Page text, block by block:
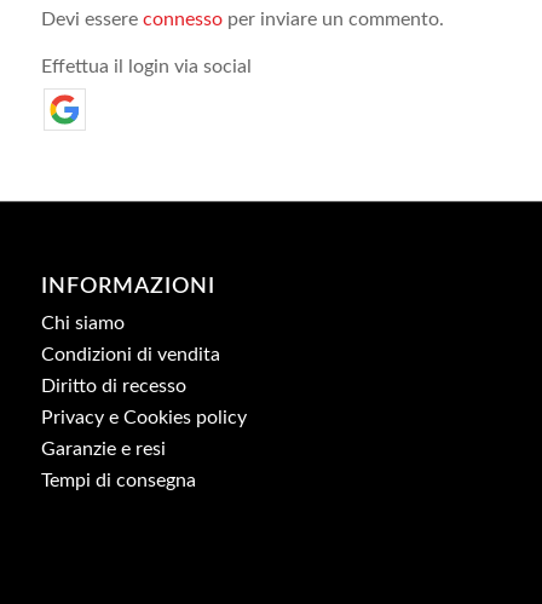
Devi essere connessoper inviare un commento.
Effettua il login via social
INFORMAZIONI
Chi siamo
Condizioni di vendita
Diritto di recesso
Privacy e Cookies policy
Garanzie e resi
Tempi di consegna